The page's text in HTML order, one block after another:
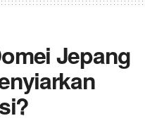
Jepang